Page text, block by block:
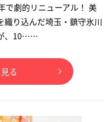
で劇的リニューアル！ 美
り込んだ埼玉・鎮守氷川
、10……
る